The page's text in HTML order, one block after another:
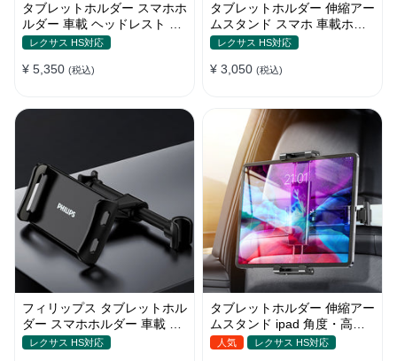
タブレットホルダー スマホホ
ルダー 車載 ヘッドレスト 後
部座席 ipad カー用品
レクサス HS対応
¥ 5,350 (税込)
タブレットホルダー 伸縮アー
ムスタンド スマホ 車載ホル
ダー ipad 角度・高さ調整
レクサス HS対応
¥ 3,050 (税込)
フィリップス タブレットホル
ダー スマホホルダー 車載 ヘ
ッドレスト ipad 角度調整
レクサス HS対応
タブレットホルダー 伸縮アー
ムスタンド ipad 角度・高さ
調整 スマホ 車載 ヘッドレス
人気 レクサス HS対応